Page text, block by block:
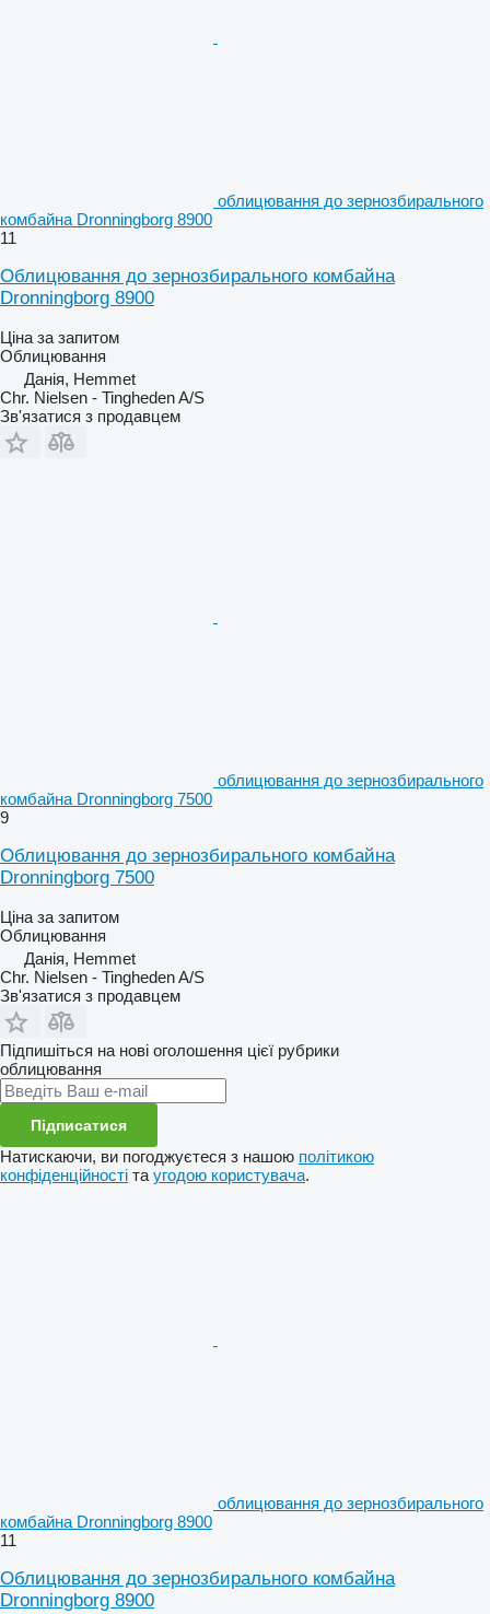
облицювання до зернозбирального
комбайна Dronningborg 8900
11
Облицювання до зернозбирального комбайна
Dronningborg 8900
Ціна за запитом
Облицювання
Данія, Hemmet
Chr. Nielsen - Tingheden A/S
Зв'язатися з продавцем
облицювання до зернозбирального
комбайна Dronningborg 7500
9
Облицювання до зернозбирального комбайна
Dronningborg 7500
Ціна за запитом
Облицювання
Данія, Hemmet
Chr. Nielsen - Tingheden A/S
Зв'язатися з продавцем
Підпишіться на нові оголошення цієї рубрики
облицювання
Підписатися
Натискаючи, ви погоджуєтеся з нашою політикою
конфіденційності та угодою користувача.
облицювання до зернозбирального
комбайна Dronningborg 8900
11
Облицювання до зернозбирального комбайна
Dronningborg 8900